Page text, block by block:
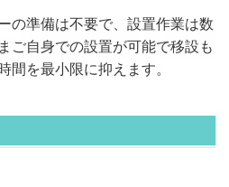
の準備は不要で、設置作業は数
ご自身での設置が可能で移設も
を最小限に抑えます。